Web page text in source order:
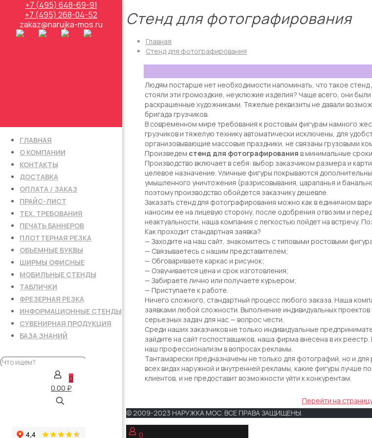
+7 (495) 648-69-91
+7 (495) 268-04-52
zakaz@narujka-mos.ru
ГЛАВНАЯ
О КОМПАНИИ
КОНТАКТЫ
ДОСТАВКА
ОПЛАТА / ЗАКАЗ
ПРАЙС-ЛИСТ
ТЕХ. ТРЕБОВАНИЯ
ПЕЧАТЬ БАННЕРОВ
ПЛОТТЕРНАЯ РЕЗКА
ОБЪЕМНЫЕ БУКВЫ
ШИРМЫ ОФИСНЫЕ
МОБИЛЬНЫЕ СТЕНДЫ
ТАБЛИЧКИ
ФРЕЗЕРНАЯ РЕЗКА
ИНФОРМАЦИОННЫЕ СТЕНДЫ
СУВЕНИРНАЯ ПРОДУКЦИЯ
БАЗА ЗНАНИЙ
0
0.00 ₽
Стенд для фотографирования
Главная
Стенд для фотографирования
Людям постарше нет необходимости напоминать, что такое стенд
стояли эти громоздкие, неуклюжие изделия? Чаще всего, они
раскрашенные художниками. Тяжелые реквизиты не давали
бригада грузчиков.
В современном мире требования к ростовым фигурам намного
грузчиков и тяжелую технику автоматически исключены, для
организовывающие массовые праздники, не связаны грузовыми
Произведем стенд для фотографирования в минимальные
Производство включает в себя: выбор заказчиком размера и
целевое назначение. Уличные фигуры покрываются
умышленного уничтожения (разрисовывания, царапанья и
поэтому производство обойдется заказчику дешевле.
Заказать стенд для фотографирования можно как в единичном
наносим ее на лицевую сторону, после одобрения отвозим и
неактуальности, наша компания с легкостью пойдет на встречу.
Как проходит стандартная заявка?
— Заходите на наш сайт, знакомитесь с типовыми ростовыми
— Связываетесь с нашим представителем;
— Обговариваете каркас и рисунок;
— Озвучивается цена и срок изготовления;
— Забираете лично или получаете курьером;
— Приступаете к работе.
Ничего сложного, стандартный процесс любого заказа. Наша
заявками любой сложности. Выполнение индивидуальных
серьезных задач для нас — вопрос чести.
Среди наших заказчиков не только индивидуальные
зайдите на сайт госпоставщиков, наша фирма внесена в их
наш профессионализм в вопросах рекламы.
Тантамарески предназначены не только для фотографий, но и
всех видах наружной и внутренней рекламы, какие фигуры лучше
клиентов, и не предоставит возможности уйти к конкурентам.
Перейти на
© 2009-2023 НАРУЖКА МОС. ВСЕ ПРАВА ЗАЩИЩЕНЫ.
0